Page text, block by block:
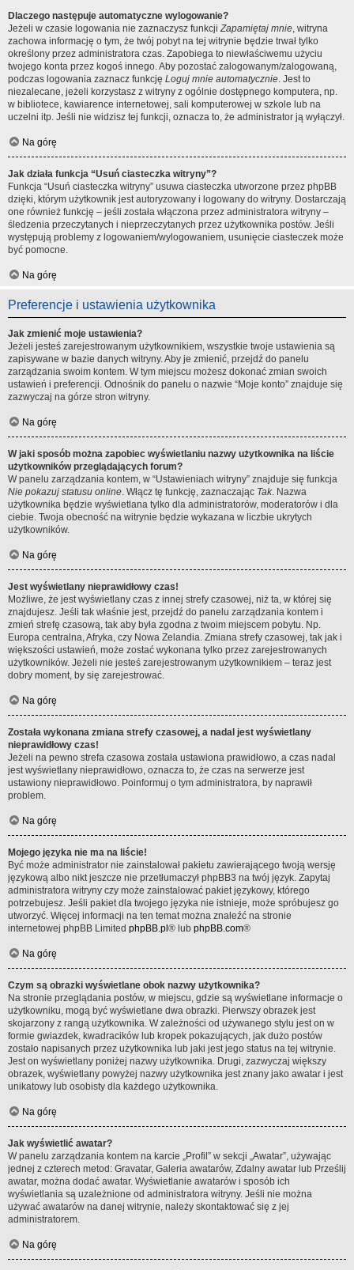
Dlaczego następuje automatyczne wylogowanie?
Jeżeli w czasie logowania nie zaznaczysz funkcjiZapamiętaj mnie, witryna
zachowa informację o tym, że twój pobyt na tej witrynie będzie trwał tylko
określony przez administratora czas. Zapobiega to niewłaściwemu użyciu
twojego konta przez kogoś innego. Aby pozostać zalogowanym/zalogowaną,
podczas logowania zaznacz funkcję Loguj mnie automatycznie. Jest to
niezalecane, jeżeli korzystasz z witryny z ogólnie dostępnego komputera, np.
w bibliotece, kawiarence internetowej, sali komputerowej w szkole lub na
uczelni itp. Jeśli nie widzisz tej funkcji, oznacza to, że administrator ją wyłączył.
Na górę
Jak działa funkcja “Usuń ciasteczka witryny”?
Funkcja “Usuń ciasteczka witryny” usuwa ciasteczka utworzone przez phpBB
dzięki, którym użytkownik jest autoryzowany i logowany do witryny. Dostarczają
one również funkcję – jeśli została włączona przez administratora witryny –
śledzenia przeczytanych i nieprzeczytanych przez użytkownika postów. Jeśli
występują problemy z logowaniem/wylogowaniem, usunięcie ciasteczek może
być pomocne.
Na górę
Preferencje i ustawienia użytkownika
Jak zmienić moje ustawienia?
Jeżeli jesteś zarejestrowanym użytkownikiem, wszystkie twoje ustawienia są
zapisywane w bazie danych witryny. Aby je zmienić, przejdź do panelu
zarządzania swoim kontem. W tym miejscu możesz dokonać zmian swoich
ustawień i preferencji. Odnośnik do panelu o nazwie “Moje konto” znajduje się
zazwyczaj na górze stron witryny.
Na górę
W jaki sposób można zapobiec wyświetlaniu nazwy użytkownika na liście
użytkowników przeglądających forum?
W panelu zarządzania kontem, w “Ustawieniach witryny” znajduje się funkcja
Nie pokazuj statusu online. Włącz tę funkcję, zaznaczając Tak. Nazwa
użytkownika będzie wyświetlana tylko dla administratorów, moderatorów i dla
ciebie. Twoja obecność na witrynie będzie wykazana w liczbie ukrytych
użytkowników.
Na górę
Jest wyświetlany nieprawidłowy czas!
Możliwe, że jest wyświetlany czas z innej strefy czasowej, niż ta, w której się
znajdujesz. Jeśli tak właśnie jest, przejdź do panelu zarządzania kontem i
zmień strefę czasową, tak aby była zgodna z twoim miejscem pobytu. Np.
Europa centralna, Afryka, czy Nowa Zelandia. Zmiana strefy czasowej, tak jak i
większości ustawień, może zostać wykonana tylko przez zarejestrowanych
użytkowników. Jeżeli nie jesteś zarejestrowanym użytkownikiem – teraz jest
dobry moment, by się zarejestrować.
Na górę
Została wykonana zmiana strefy czasowej, a nadal jest wyświetlany
nieprawidłowy czas!
Jeżeli na pewno strefa czasowa została ustawiona prawidłowo, a czas nadal
jest wyświetlany nieprawidłowo, oznacza to, że czas na serwerze jest
ustawiony nieprawidłowo. Poinformuj o tym administratora, by naprawił
problem.
Na górę
Mojego języka nie ma na liście!
Być może administrator nie zainstalował pakietu zawierającego twoją wersję
językową albo nikt jeszcze nie przetłumaczył phpBB3 na twój język. Zapytaj
administratora witryny czy może zainstalować pakiet językowy, którego
potrzebujesz. Jeśli pakiet dla twojego języka nie istnieje, może spróbujesz go
utworzyć. Więcej informacji na ten temat można znaleźć na stronie
internetowej phpBB Limited phpBB.pl ® lub phpBB.com®
Na górę
Czym są obrazki wyświetlane obok nazwy użytkownika?
Na stronie przeglądania postów, w miejscu, gdzie są wyświetlane informacje o
użytkowniku, mogą być wyświetlane dwa obrazki. Pierwszy obrazek jest
skojarzony z rangą użytkownika. W zależności od używanego stylu jest on w
formie gwiazdek, kwadracików lub kropek pokazujących, jak dużo postów
zostało napisanych przez użytkownika lub jaki jest jego status na tej witrynie.
Jest on wyświetlany poniżej nazwy użytkownika. Drugi, zazwyczaj większy
obrazek, wyświetlany powyżej nazwy użytkownika jest znany jako awatar i jest
unikatowy lub osobisty dla każdego użytkownika.
Na górę
Jak wyświetlić awatar?
W panelu zarządzania kontem na karcie „Profil” w sekcji „Awatar”, używając
jednej z czterech metod: Gravatar, Galeria awatarów, Zdalny awatar lub Prześlij
awatar, można dodać awatar. Wyświetlanie awatarów i sposób ich
wyświetlania są uzależnione od administratora witryny. Jeśli nie można
używać awatarów na danej witrynie, należy skontaktować się z jej
administratorem.
Na górę